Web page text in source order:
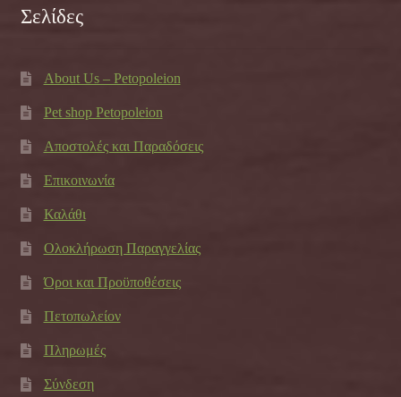
Σελίδες
About Us – Petopoleion
Pet shop Petopoleion
Αποστολές και Παραδόσεις
Επικοινωνία
Καλάθι
Ολοκλήρωση Παραγγελίας
Όροι και Προϋποθέσεις
Πετοπωλείον
Πληρωμές
Σύνδεση